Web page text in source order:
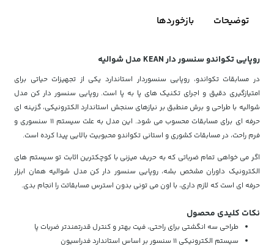
توضیحات بازخوردها
روپایی تکواندو سنسور دار KEAN مدل شوالیه
در مسابقات تکواندو، روپایی سنسوردار استاندارد یکی از تجهیزات حیاتی برای
امتیازگیری دقیق و اجرای تکنیک های پا به پا است. روپایی سنسور دار کن مدل
شوالیه با طراحی و برش منطبق بر نیازهای سنجش استاندارد الکترونیکی، گزینه ای
حرفه ای برای مسابقات محسوب می شود. این مدل به علت سیستم ۱۱ سنسوری و
فرم راحت، در مسابقات کشوری و استانی تکواندو محبوبیت بالایی پیدا کرده است.
اگر می خواهی تمام ضرباتی که به حریف میزنی با کوچکترین اثابت تو سیستم های
الکترونیک داوران مشخص بشه، روپایی سنسور دار کن مدل شوالیه همان ابزار
حرفه ای است که لازم داری، با اون می تونی بدون استرس مسابقاتت را انجام بدی.
نکات کلیدی محصول
طراحی سه انگشتی برای راحتی، فیت بهتر و کنترل قدرتمندتر ضربات پا
سیستم الکترونیکی ۱۱ سنسور بر اساس استاندارد فدراسیون